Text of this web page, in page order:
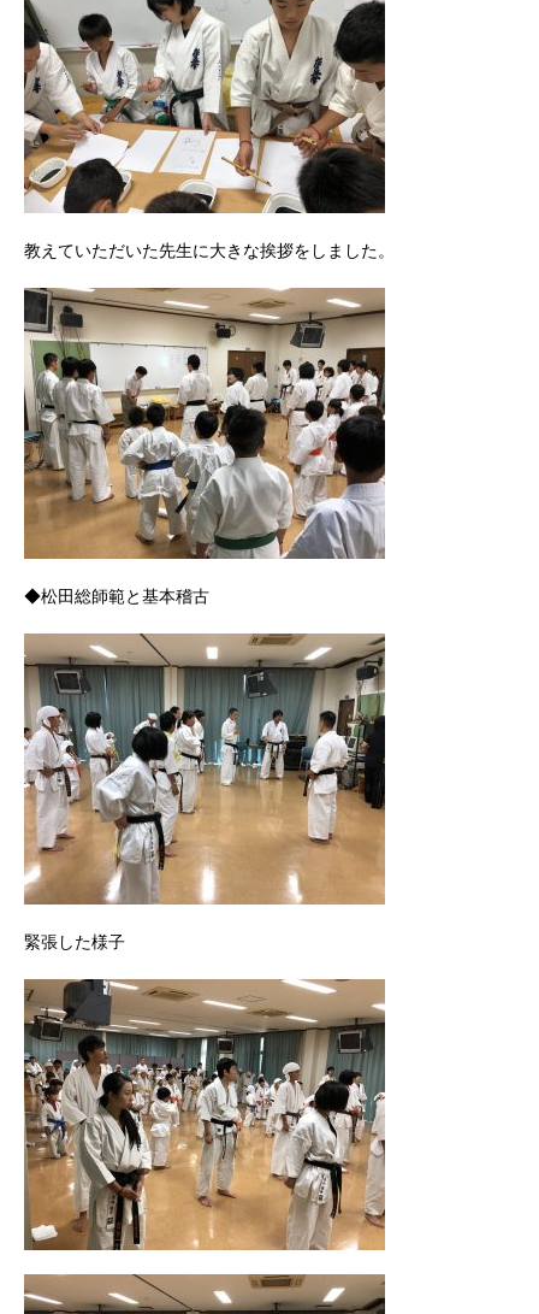
教えていただいた先生に大きな挨拶をしました。
◆松田総師範と基本稽古
緊張した様子